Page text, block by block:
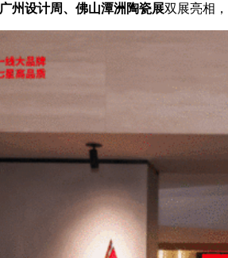
广州设计周、佛山潭洲陶瓷展双展亮相